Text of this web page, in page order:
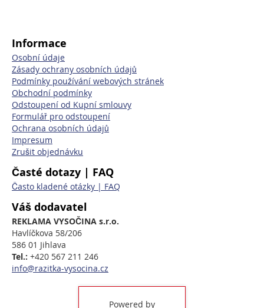
Informace
Osobní údaje
Zásady ochrany osobních údajů
Podmínky používání webových stránek
Obchodní podmínky
Odstoupení od Kupní smlouvy
Formulář pro odstoupení
Ochrana osobních údajů
Impresum
Zrušit objednávku
Časté dotazy | FAQ
Často kladené otázky | FAQ
Váš dodavatel
REKLAMA VYSOČINA s.r.o.
Havlíčkova 58/206
586 01 Jihlava
Tel.: +420 567 211 246
info@razitka-vysocina.cz
Powered by